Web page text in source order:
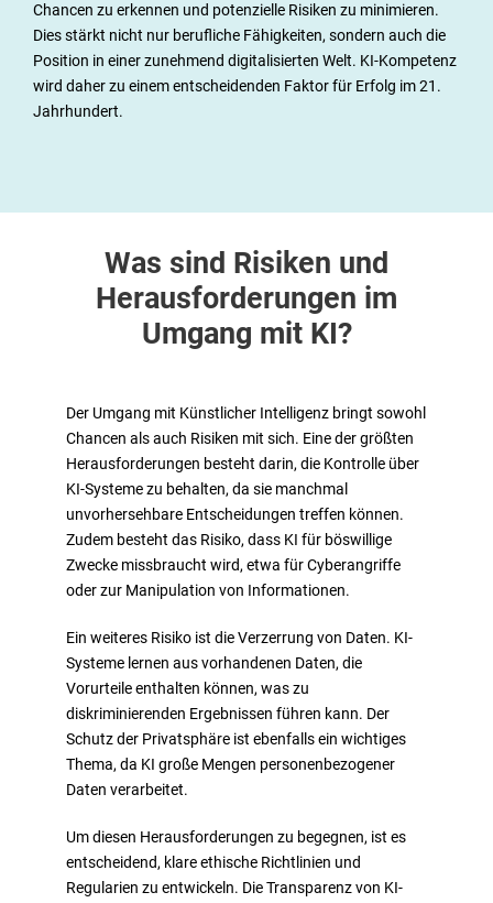
Chancen zu erkennen und potenzielle Risiken zu minimieren.
Dies stärkt nicht nur berufliche Fähigkeiten, sondern auch die
Position in einer zunehmend digitalisierten Welt. KI-Kompetenz
wird daher zu einem entscheidenden Faktor für Erfolg im 21.
Jahrhundert.
Was sind Risiken und
Herausforderungen im
Umgang mit KI?
Der Umgang mit Künstlicher Intelligenz bringt sowohl
Chancen als auch Risiken mit sich. Eine der größten
Herausforderungen besteht darin, die Kontrolle über
KI-Systeme zu behalten, da sie manchmal
unvorhersehbare Entscheidungen treffen können.
Zudem besteht das Risiko, dass KI für böswillige
Zwecke missbraucht wird, etwa für Cyberangriffe
oder zur Manipulation von Informationen.
Ein weiteres Risiko ist die Verzerrung von Daten. KI-
Systeme lernen aus vorhandenen Daten, die
Vorurteile enthalten können, was zu
diskriminierenden Ergebnissen führen kann. Der
Schutz der Privatsphäre ist ebenfalls ein wichtiges
Thema, da KI große Mengen personenbezogener
Daten verarbeitet.
Um diesen Herausforderungen zu begegnen, ist es
entscheidend, klare ethische Richtlinien und
Regularien zu entwickeln. Die Transparenz von KI-